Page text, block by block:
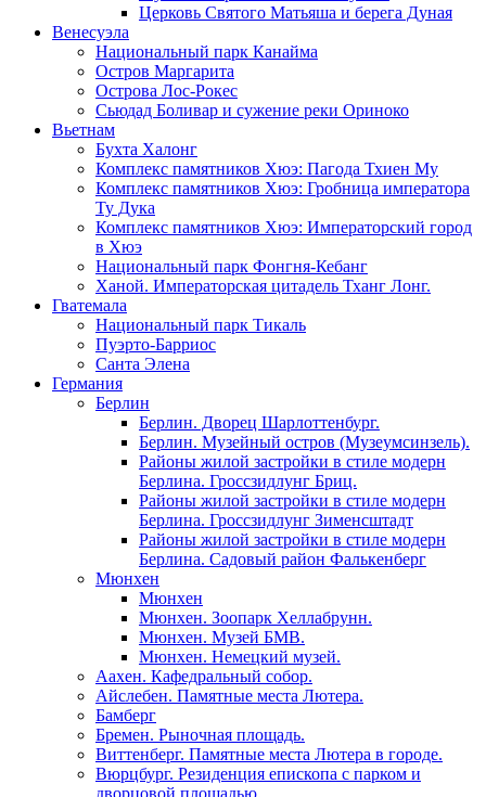
Церковь Святого Матьяша и берега Дуная
Венесуэла
Национальный парк Канайма
Остров Маргарита
Острова Лос-Рокес
Сьюдад Боливар и сужение реки Ориноко
Вьетнам
Бухта Халонг
Комплекс памятников Хюэ: Пагода Тхиен Му
Комплекс памятников Хюэ: Гробница императора
Ту Дука
Комплекс памятников Хюэ: Императорский город
в Хюэ
Национальный парк Фонгня-Кебанг
Ханой. Императорская цитадель Тханг Лонг.
Гватемала
Национальный парк Тикаль
Пуэрто-Барриос
Санта Элена
Германия
Берлин
Берлин. Дворец Шарлоттенбург.
Берлин. Музейный остров (Музеумсинзель).
Районы жилой застройки в стиле модерн
Берлина. Гроссзидлунг Бриц.
Районы жилой застройки в стиле модерн
Берлина. Гроссзидлунг Зименсштадт
Районы жилой застройки в стиле модерн
Берлина. Садовый район Фалькенберг
Мюнхен
Мюнхен
Мюнхен. Зоопарк Хеллабрунн.
Мюнхен. Музей БМВ.
Мюнхен. Немецкий музей.
Аахен. Кафедральный собор.
Айслебен. Памятные места Лютера.
Бамберг
Бремен. Рыночная площадь.
Виттенберг. Памятные места Лютера в городе.
Вюрцбург. Резиденция епископа с парком и
дворцовой площадью.